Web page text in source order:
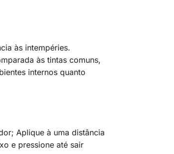
às intempéries.
às tintas comuns,
internos quanto
Aplique à uma distância
e pressione até sair